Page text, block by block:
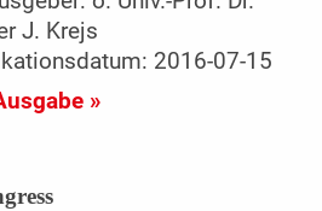
J. Krejs
2016-07-15
»